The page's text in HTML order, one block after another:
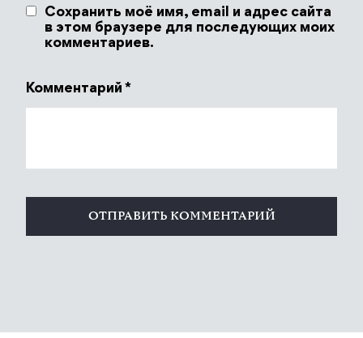
Сохранить моё имя, email и адрес сайта
в этом браузере для последующих моих
комментариев.
Комментарий *